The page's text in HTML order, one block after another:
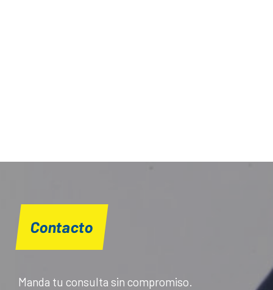
Contacto
Manda tu consulta sin compromiso.